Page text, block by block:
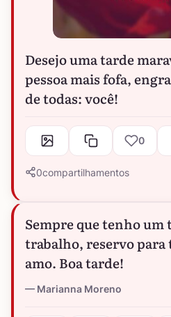
Desejo uma tarde
pessoa mais fofa,
de todas: você!
0
0compartilhamentos
Sempre que tenho
trabalho, reservo para
amo. Boa tarde!
Marianna Moreno